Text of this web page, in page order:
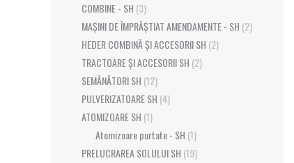
COMBINE - SH (3)
MAȘINI DE ÎMPRĂȘTIAT AMENDAMENTE - SH (2)
HEDER COMBINĂ ȘI ACCESORII SH (2)
TRACTOARE ȘI ACCESORII SH (2)
SEMĂNĂTORI SH (12)
PULVERIZATOARE SH (4)
ATOMIZOARE SH (1)
Atomizoare purtate - SH (1)
PRELUCRAREA SOLULUI SH (19)